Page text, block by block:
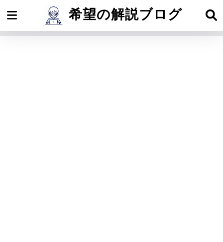
希望の解説ブログ